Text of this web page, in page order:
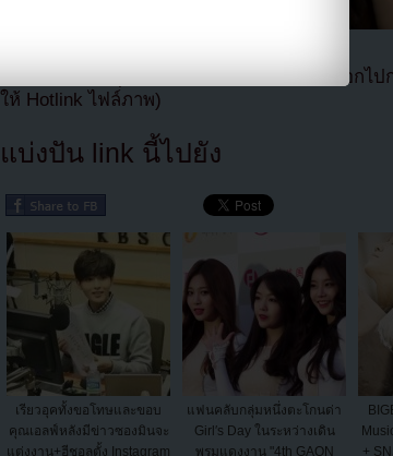
หากนำข่าวออกไ
ให้ Hotlink ไฟล์ภาพ)
แบ่งปัน link นี้ไปยัง
เรียวอุคทั้งขอโทษและขอบ
คุณเอลฟ์หลังมีข่าวซองมินจะ
แต่งงาน+ฮีชอลตั้ง Instagram
แฟนคลับกลุ่มหนึ่งตะโกนด่า
Girl′s Day ในระหว่างเดิน
พรมแดงงาน "4th GAON
+